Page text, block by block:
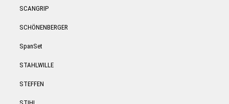
SCANGRIP
SCHÖNENBERGER
SpanSet
STAHLWILLE
STEFFEN